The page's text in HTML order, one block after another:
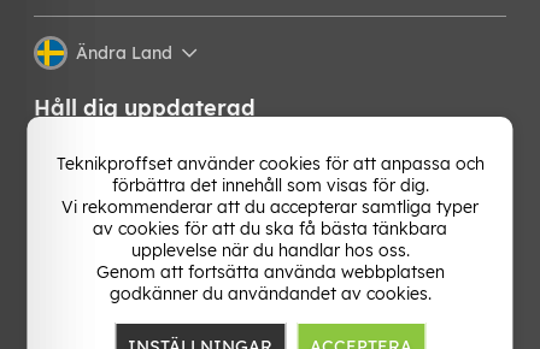
Ändra Land
Håll dig uppdaterad
Få de senaste nyheterna, hetaste erbjudandena och
bästa tipsen från oss direkt i din mejlkorg. Signa upp på
vårt nyhetsbrev!
Teknikproffset använder cookies för att anpassa och
förbättra det innehåll som visas för dig.
Vi rekommenderar att du accepterar samtliga typer
av cookies för att du ska få bästa tänkbara
upplevelse när du handlar hos oss.
Genom att fortsätta använda webbplatsen
godkänner du användandet av cookies.